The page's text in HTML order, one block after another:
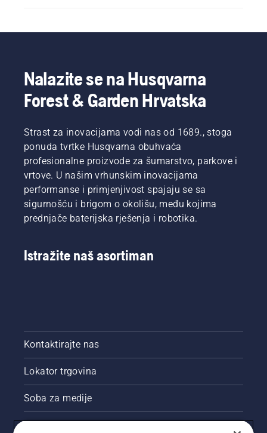
Nalazite se na Husqvarna
Forest & Garden Hrvatska
Strast za inovacijama vodi nas od 1689., stoga
ponuda tvrtke Husqvarna obuhvaća
profesionalne proizvode za šumarstvo, parkove i
vrtove. U našim vrhunskim inovacijama
performanse i primjenjivost spajaju se sa
sigurnošću i brigom o okolišu, među kojima
prednjače baterijska rješenja i robotika.
Istražite naš asortiman
Kontaktirajte nas
Lokator trgovina
Soba za medije
Akcije